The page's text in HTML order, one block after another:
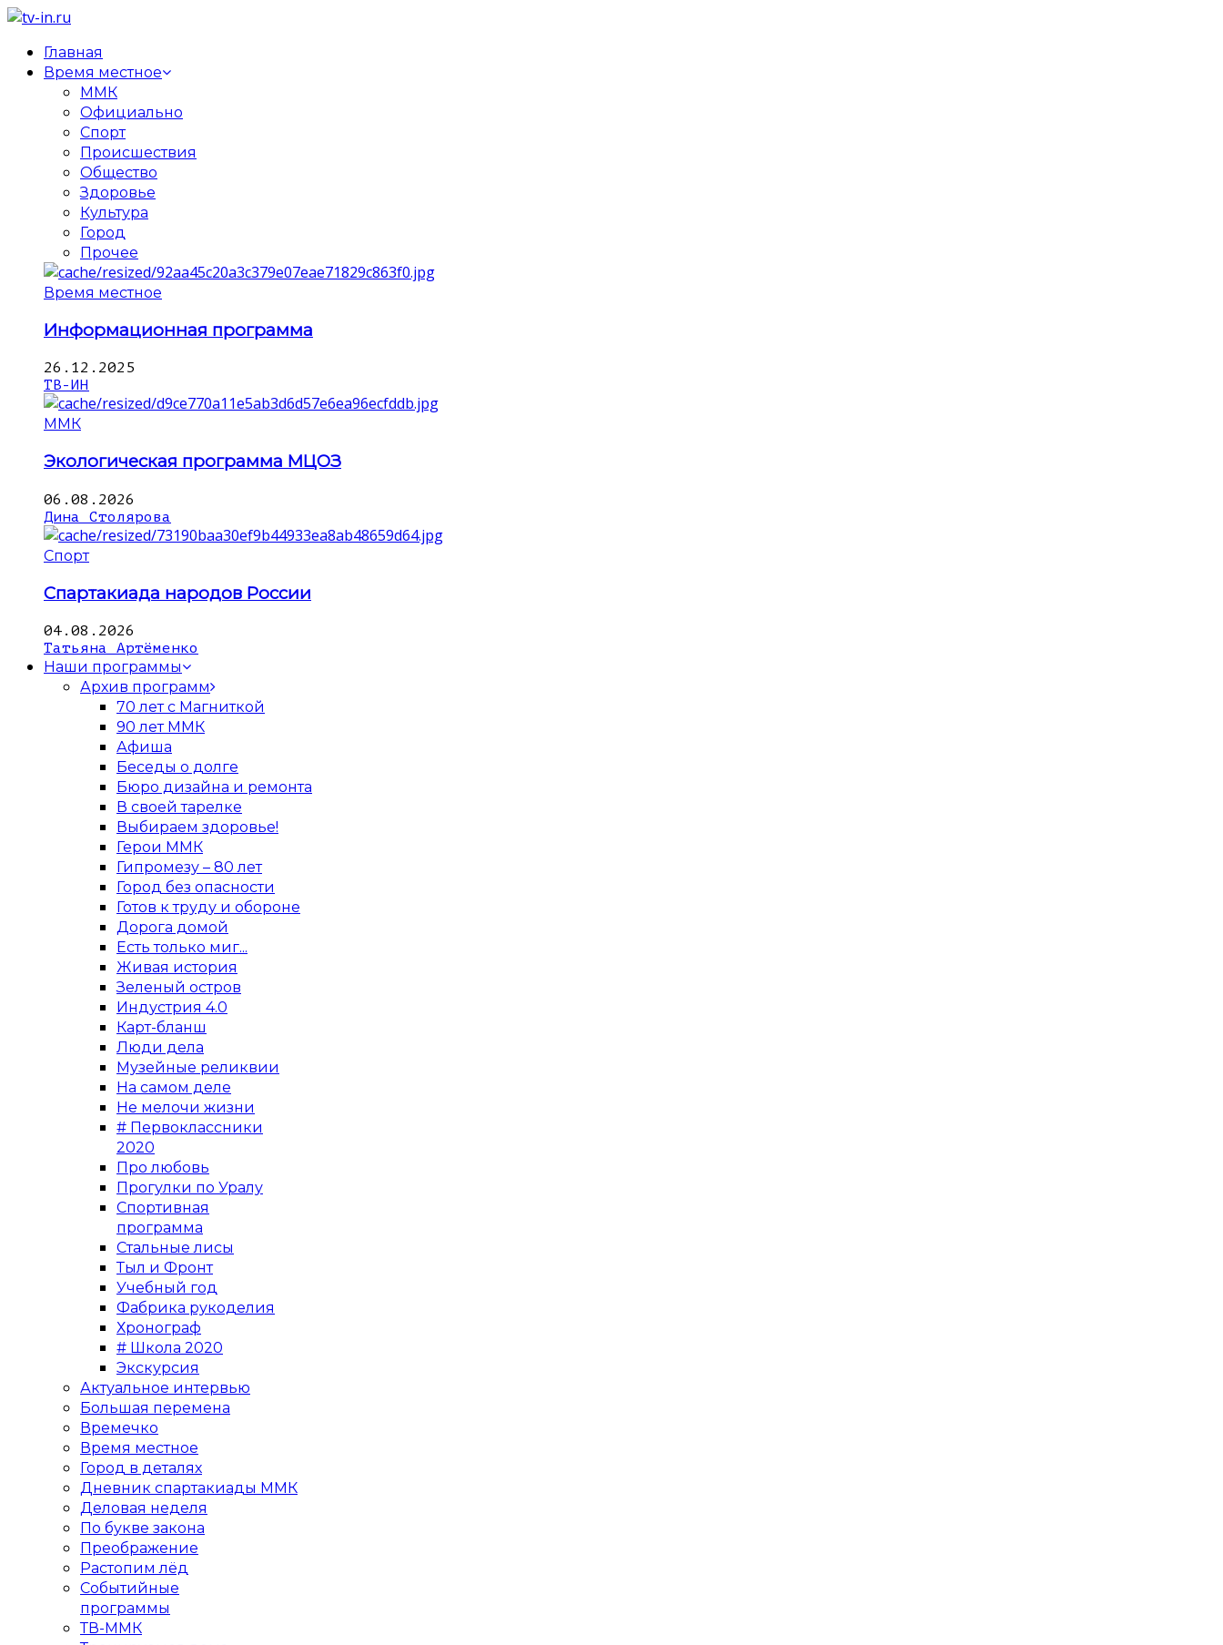
Главная
Время местное
ММК
Официально
Спорт
Происшествия
Общество
Здоровье
Культура
Город
Прочее
Время местное
Информационная программа
26.12.2025
ТВ-ИН
ММК
Экологическая программа МЦОЗ
06.08.2026
Дина Столярова
Спорт
Спартакиада народов России
04.08.2026
Татьяна Артёменко
Наши программы
Архив программ
70 лет с Магниткой
90 лет ММК
Афиша
Беседы о долге
Бюро дизайна и ремонта
В своей тарелке
Выбираем здоровье!
Герои ММК
Гипромезу – 80 лет
Город без опасности
Готов к труду и обороне
Дорога домой
Есть только миг...
Живая история
Зеленый остров
Индустрия 4.0
Карт-бланш
Люди дела
Музейные реликвии
На самом деле
Не мелочи жизни
# Первоклассники
2020
Про любовь
Прогулки по Уралу
Спортивная
программа
Стальные лисы
Тыл и Фронт
Учебный год
Фабрика рукоделия
Хронограф
# Школа 2020
Экскурсия
Актуальное интервью
Большая перемена
Времечко
Время местное
Город в деталях
Дневник спартакиады ММК
Деловая неделя
По букве закона
Преображение
Растопим лёд
Событийные
программы
ТВ-ММК